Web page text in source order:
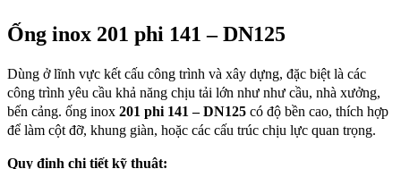
Ống inox 201 phi 141 – DN125
Dùng ở lĩnh vực kết cấu công trình và xây dựng, đặc biệt là các
công trình yêu cầu khả năng chịu tải lớn như như cầu, nhà xưởng,
bến cảng. ống inox 201 phi 141 – DN125 có độ bền cao, thích hợp
để làm cột đỡ, khung giàn, hoặc các cấu trúc chịu lực quan trọng.
Quy định chi tiết kỹ thuật: